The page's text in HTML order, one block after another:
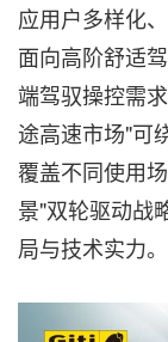
应用户多样化
面向高阶舒适
端驾驭操控需
途高速市场"可
覆盖不同使用
景"双轮驱动战
局与技术实力。